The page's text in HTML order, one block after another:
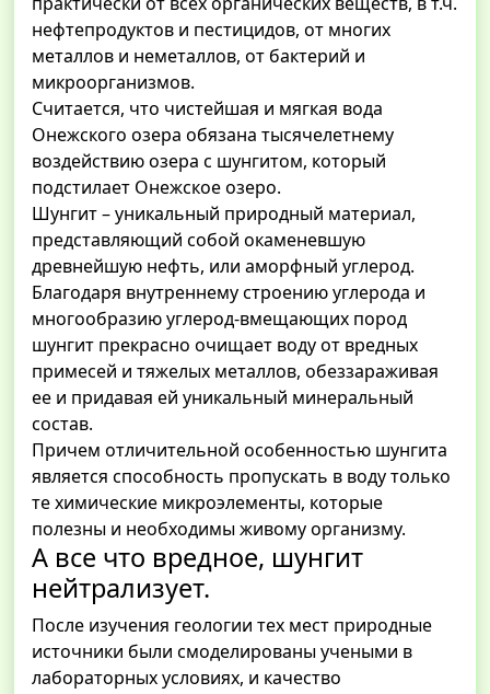
нефтепродуктов и пестицидов, от многих
металлов и неметаллов, от бактерий и
микроорганизмов.
Считается, что чистейшая и мягкая вода
Онежского озера обязана тысячелетнему
воздействию озера с шунгитом, который
подстилает Онежское озеро.
Шунгит – уникальный природный материал,
представляющий собой окаменевшую
древнейшую нефть, или аморфный углерод.
Благодаря внутреннему строению углерода и
многообразию углерод-вмещающих пород
шунгит прекрасно очищает воду от вредных
примесей и тяжелых металлов, обеззараживая
ее и придавая ей уникальный минеральный
состав.
Причем отличительной особенностью шунгита
является способность пропускать в воду только
те химические микроэлементы, которые
полезны и необходимы живому организму.
А все что вредное, шунгит
нейтрализует.
После изучения геологии тех мест природные
источники были смоделированы учеными в
лабораторных условиях, и качество